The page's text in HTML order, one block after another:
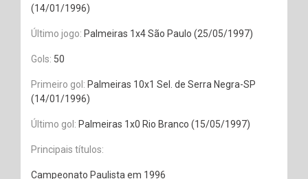
(14/01/1996)
Último jogo: Palmeiras 1x4 São Paulo (25/05/1997)
Gols: 50
Primeiro gol: Palmeiras 10x1 Sel. de Serra Negra-SP
(14/01/1996)
Último gol: Palmeiras 1x0 Rio Branco (15/05/1997)
Principais títulos:
Campeonato Paulista em 1996